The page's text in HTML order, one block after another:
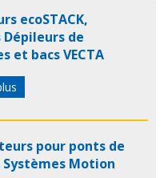
ecoSTACK,
Dépileurs de
et bacs VECTA
pour ponts de
Systèmes Motion